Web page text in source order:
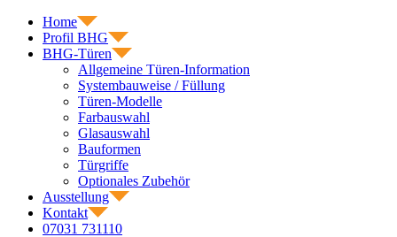
Home
Profil BHG
BHG-Türen
Allgemeine Türen-Information
Systembauweise / Füllung
Türen-Modelle
Farbauswahl
Glasauswahl
Bauformen
Türgriffe
Optionales Zubehör
Ausstellung
Kontakt
07031 731110